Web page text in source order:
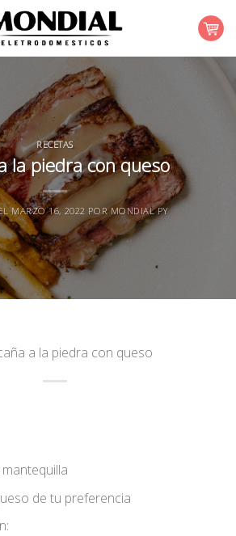
RECETAS
la piedra con queso
MARZO 16, 2022 PORMONDIAL PY
a la piedra con queso
de tu preferencia